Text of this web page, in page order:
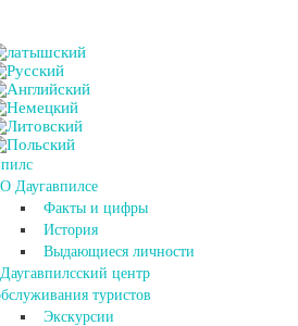
О Даугавпилсе
Факты и цифры
История
Выдающиеся личности
Даугавпилсский центр
туристов
Экскурсии